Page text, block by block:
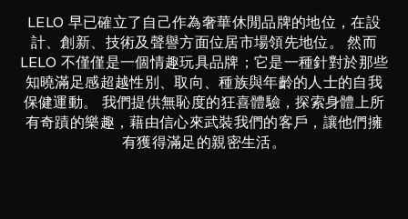
LELO 早已確立了自己作為奢華休閒品牌的地位，在設
計、創新、技術及聲譽方面位居市場領先地位。 然而
LELO 不僅僅是一個情趣玩具品牌；它是一種針對於那些
知曉滿足感超越性別、取向、種族與年齡的人士的自我
保健運動。 我們提供無恥度的狂喜體驗，探索身體上所
有奇蹟的樂趣，藉由信心來武裝我們的客戶，讓他們擁
有獲得滿足的親密生活。